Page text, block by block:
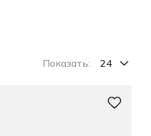
Показать: